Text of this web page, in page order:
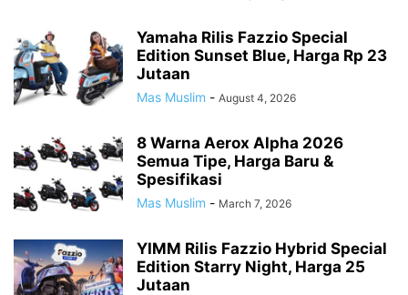
Yamaha Rilis Fazzio Special
Edition Sunset Blue, Harga Rp 23
Jutaan
Mas Muslim - August 4, 2026
8 Warna Aerox Alpha 2026
Semua Tipe, Harga Baru &
Spesifikasi
Mas Muslim - March 7, 2026
YIMM Rilis Fazzio Hybrid Special
Edition Starry Night, Harga 25
Jutaan